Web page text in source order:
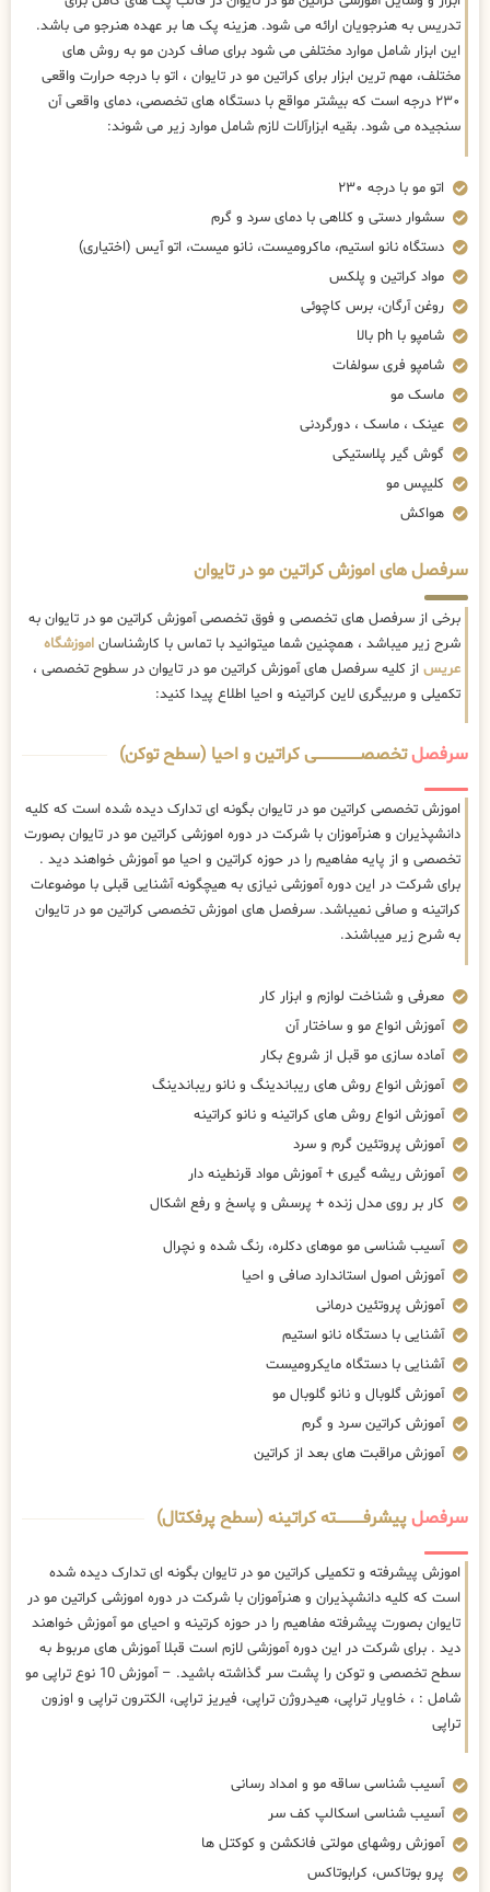
تدریس به هنرجویان ارائه می شود. هزینه پک ها بر عهده هنرجو می باشد.
این ابزار شامل موارد مختلفی می شود برای صاف کردن مو به روش های
مختلف، مهم ترین ابزار برای کراتین مو در تایوان ، اتو با درجه حرارت واقعی
۲۳۰ درجه است که بیشتر مواقع با دستگاه های تخصصی، دمای واقعی آن
سنجیده می شود. بقیه ابزارآلات لازم شامل موارد زیر می شوند:
اتو مو با درجه ۲۳۰
سشوار دستی و کلاهی با دمای سرد و گرم
دستگاه نانو استیم، ماکرومیست، نانو میست، اتو آیس (اختیاری)
مواد کراتین و پلکس
روغن آرگان، برس کاچوئی
شامپو با ph بالا
شامپو فری سولفات
ماسک مو
عینک ، ماسک ، دورگردنی
گوش گیر پلاستیکی
کلیپس مو
هواکش
سرفصل های اموزش کراتین مو در تایوان
برخی از سرفصل های تخصصی و فوق تخصصی آموزش کراتین مو در تایوان به
شرح زیر میباشد ، همچنین شما میتوانید با تماس با کارشناسان اموزشگاه
عریس از کلیه سرفصل های آموزش کراتین مو در تایوان در سطوح تخصصی ،
تکمیلی و مربیگری لاین کراتینه و احیا اطلاع پیدا کنید:
سرفصلتخصصــــــــــــــــــــی کراتین و احیا (سطح توکن)
اموزش تخصصی کراتین مو در تایوان بگونه ای تدارک دیده شده است که کلیه
دانشپذیران و هنرآموزان با شرکت در دوره اموزشی کراتین مو در تایوان بصورت
تخصصی و از پایه مفاهیم را در حوزه کراتین و احیا مو آموزش خواهند دید .
برای شرکت در این دوره آموزشی نیازی به هیچگونه آشنایی قبلی با موضوعات
کراتینه و صافی نمیباشد. سرفصل های اموزش تخصصی کراتین مو در تایوان
به شرح زیر میباشند.
معرفی و شناخت لوازم و ابزار کار
آموزش انواع مو و ساختار آن
آماده سازی مو قبل از شروع بکار
آموزش انواع روش های ریباندینگ و نانو ریباندینگ
آموزش انواع روش های کراتینه و نانو کراتینه
آموزش پروتئین گرم و سرد
آموزش ریشه گیری + آموزش مواد قرنطینه دار
کار بر روی مدل زنده + پرسش و پاسخ و رفع اشکال
آسیب شناسی مو موهای دکلره، رنگ شده و نچرال
آموزش اصول استاندارد صافی و احیا
آموزش پروتئین درمانی
آشنایی با دستگاه نانو استیم
آشنایی با دستگاه مایکرومیست
آموزش گلوبال و نانو گلوبال مو
آموزش کراتین سرد و گرم
آموزش مراقبت های بعد از کراتین
سرفصلپیشرفــــــــــــته کراتینه (سطح پرفکتال)
اموزش پیشرفته و تکمیلی کراتین مو در تایوان بگونه ای تدارک دیده شده
است که کلیه دانشپذیران و هنرآموزان با شرکت در دوره اموزشی کراتین مو در
تایوان بصورت پیشرفته مفاهیم را در حوزه کرتینه و احیای مو آموزش خواهند
دید . برای شرکت در این دوره آموزشی لازم است قبلا آموزش های مربوط به
سطح تخصصی و توکن را پشت سر گذاشته باشید. – آموزش 10 نوع تراپی مو
شامل : ، خاویار تراپی، هیدروژن تراپی، فیریز تراپی، الکترون تراپی و اوزون
تراپی
آسیب شناسی ساقه مو و امداد رسانی
آسیب شناسی اسکالپ کف سر
آموزش روشهای مولتی فانکشن و کوکتل ها
پرو بوتاکس، کرابوتاکس